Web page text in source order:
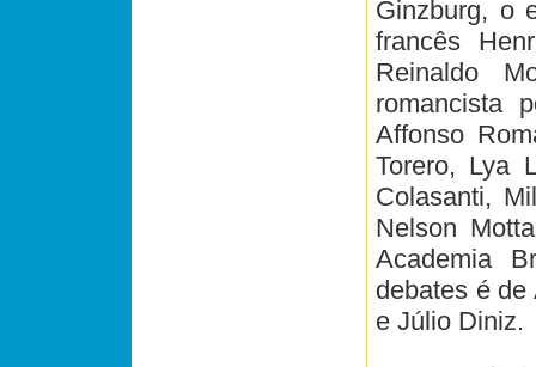
Ginzburg, o
francês
Reinaldo
romancista
Affonso
Torero, Lya
Colasanti,
Nelson
Academia
debates é
e Júlio Diniz.